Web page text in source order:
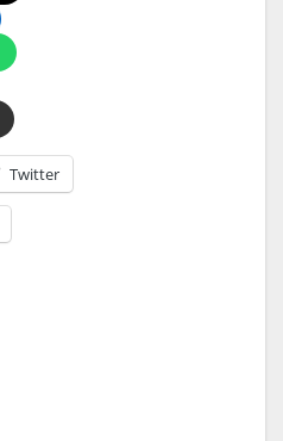
Twitter